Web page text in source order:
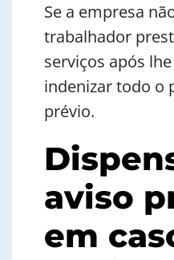
Se a empresa
trabalhador
serviços após
indenizar todo o
prévio.
aviso
em